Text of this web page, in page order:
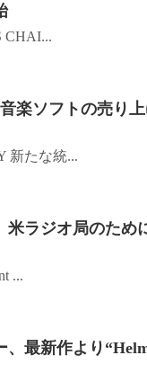
CHAI...
楽ソフトの売り
新たな統...
米ラジオ局のため
...
、最新作より